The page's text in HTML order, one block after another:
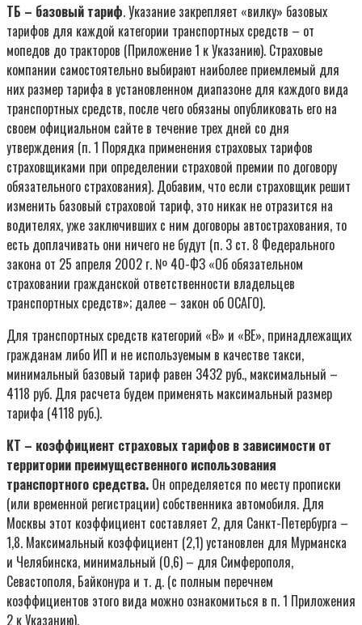
ТБ – базовый тариф. Указание закрепляет «вилку» базовых
тарифов для каждой категории транспортных средств – от
мопедов до тракторов (Приложение 1 к Указанию). Страховые
компании самостоятельно выбирают наиболее приемлемый для
них размер тарифа в установленном диапазоне для каждого вида
транспортных средств, после чего обязаны опубликовать его на
своем официальном сайте в течение трех дней со дня
утверждения (п. 1 Порядка применения страховых тарифов
страховщиками при определении страховой премии по договору
обязательного страхования). Добавим, что если страховщик решит
изменить базовый страховой тариф, это никак не отразится на
водителях, уже заключивших с ним договоры автострахования, то
есть доплачивать они ничего не будут (п. 3 ст. 8 Федерального
закона от 25 апреля 2002 г. № 40-ФЗ «Об обязательном
страховании гражданской ответственности владельцев
транспортных средств»; далее – закон об ОСАГО).
Для транспортных средств категорий «В» и «ВЕ», принадлежащих
гражданам либо ИП и не используемым в качестве такси,
минимальный базовый тариф равен 3432 руб., максимальный –
4118 руб. Для расчета будем применять максимальный размер
тарифа (4118 руб.).
КТ – коэффициент страховых тарифов в зависимости от
территории преимущественного использования
транспортного средства. Он определяется по месту прописки
(или временной регистрации) собственника автомобиля. Для
Москвы этот коэффициент составляет 2, для Санкт-Петербурга –
1,8. Максимальный коэффициент (2,1) установлен для Мурманска
и Челябинска, минимальный (0,6) – для Симферополя,
Севастополя, Байконура и т. д. (с полным перечнем
коэффициентов этого вида можно ознакомиться в п. 1 Приложения
2 к Указанию).